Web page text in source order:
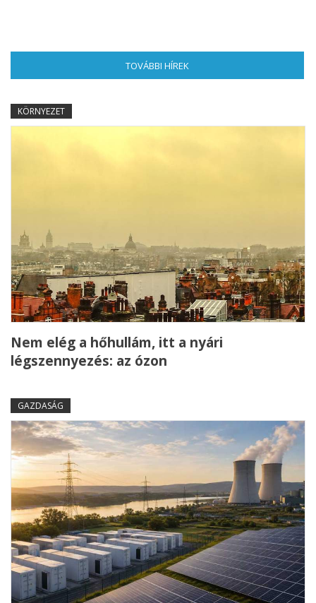
TOVÁBBI HÍREK
KÖRNYEZET
Nem elég a hőhullám, itt a nyári
légszennyezés: az ózon
GAZDASÁG